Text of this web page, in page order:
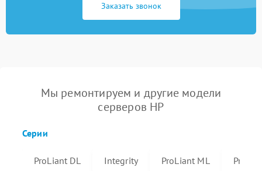
Заказать звонок
Мы ремонтируем и другие модели
серверов HP
Серии
ProLiant DL Integrity ProLiant ML